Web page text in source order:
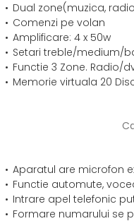
Dual zone(muzica,
Comenzi pe volan
Amplificare: 4 x 50w
Setari treble/medium/
Functie 3 Zone. Radio/
Memorie virtuala 20
Aparatul are microfon
Functie automute,
Intrare apel telefonic
Formare numarului se